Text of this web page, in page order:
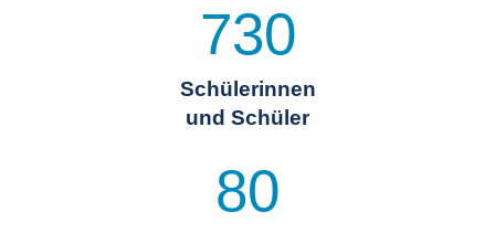
730
Schülerinnen
und Schüler
80